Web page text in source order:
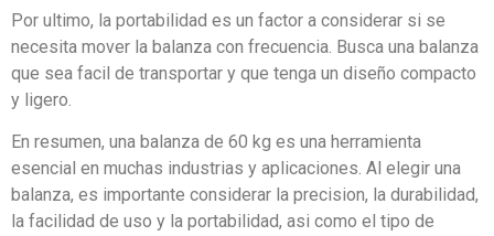
Por ultimo, la portabilidad es un factor a considerar si se
necesita mover la balanza con frecuencia. Busca una balanza
que sea facil de transportar y que tenga un diseño compacto
y ligero.
En resumen, una balanza de 60 kg es una herramienta
esencial en muchas industrias y aplicaciones. Al elegir una
balanza, es importante considerar la precision, la durabilidad,
la facilidad de uso y la portabilidad, asi como el tipo de